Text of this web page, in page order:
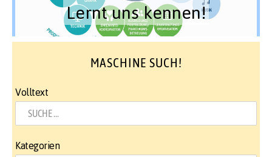
Lernt uns kennen!
MASCHINE SUCH!
Volltext
Kategorien